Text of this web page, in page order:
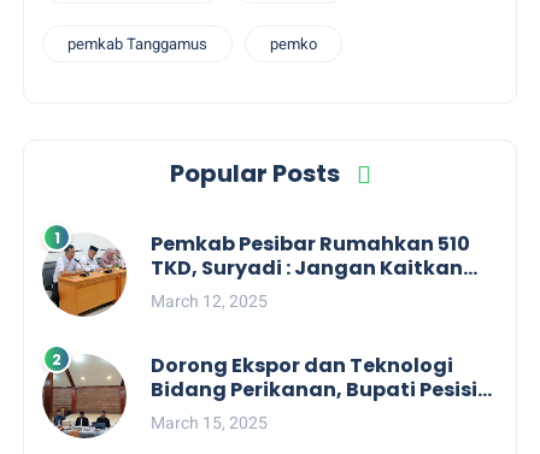
pemkab Tanggamus pemko
Popular Posts
Pemkab Pesibar Rumahkan 510
TKD, Suryadi : Jangan Kaitkan
Dengan Kepentingan Politik
March 12, 2025
Dorong Ekspor dan Teknologi
Bidang Perikanan, Bupati Pesisir
Barat Audiensi Terkait Sister City
March 15, 2025